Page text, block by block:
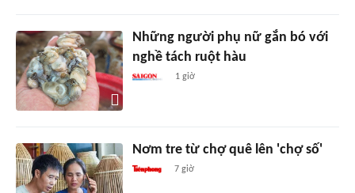
Những người phụ nữ gắn bó với
nghề tách ruột hàu
1 giờ
Nơm tre từ chợ quê lên 'chợ số'
7 giờ